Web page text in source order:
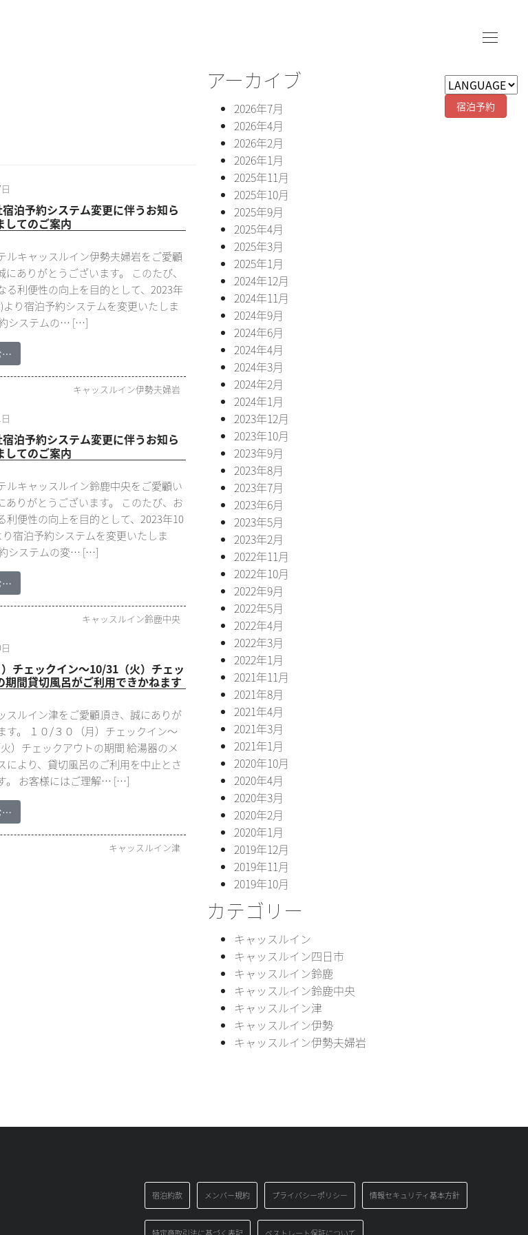
宿泊予約
宿泊予約システム変更に伴うお知ら
してのご案内
ルキャッスルイン伊勢夫婦岩をご愛顧
にありがとうございます。 このたび、
る利便性の向上を目的として、2023年
より宿泊予約システムを変更いたしま
システムの… […]
…
キャッスルイン伊勢夫婦岩
宿泊予約システム変更に伴うお知ら
してのご案内
ルキャッスルイン鈴鹿中央をご愛顧い
ありがとうございます。 このたび、お
利便性の向上を目的として、2023年10
り宿泊予約システムを変更いたしま
システムの変… […]
…
キャッスルイン鈴鹿中央
チェックイン～10/31（火）チェッ
期間貸切風呂がご利用できかねます
スルイン津をご愛顧頂き、誠にありが
す。 １０/３０（月）チェックイン～
）チェックアウトの期間 給湯器のメ
により、貸切風呂のご利用を中止とさ
。 お客様にはご理解… […]
…
キャッスルイン津
アーカイブ
2026年7月
2026年4月
2026年2月
2026年1月
2025年11月
2025年10月
2025年9月
2025年4月
2025年3月
2025年1月
2024年12月
2024年11月
2024年9月
2024年6月
2024年4月
2024年3月
2024年2月
2024年1月
2023年12月
2023年10月
2023年9月
2023年8月
2023年7月
2023年6月
2023年5月
2023年2月
2022年11月
2022年10月
2022年9月
2022年5月
2022年4月
2022年3月
2022年1月
2021年11月
2021年8月
2021年4月
2021年3月
2021年1月
2020年10月
2020年4月
2020年3月
2020年2月
2020年1月
2019年12月
2019年11月
2019年10月
カテゴリー
キャッスルイン
キャッスルイン四日市
キャッスルイン鈴鹿
キャッスルイン鈴鹿中央
キャッスルイン津
キャッスルイン伊勢
キャッスルイン伊勢夫婦岩
宿泊約款 メンバ－規約 プライバシーポリシー 情報セキュリティ基本方針